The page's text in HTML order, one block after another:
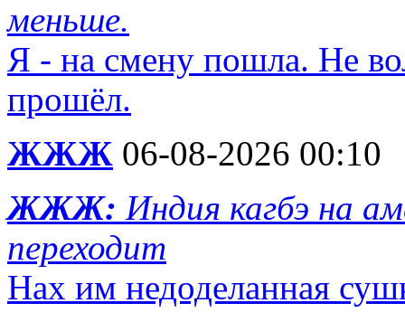
меньше.
Я - на смену пошла. Не
прошёл.
ЖЖЖ 06-08-2026 00:10
ЖЖЖ: Индия кагбэ на
переходит
Нах им недоделанная